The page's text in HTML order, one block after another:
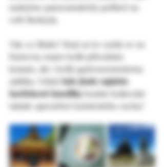
naskytne panoramatický pohled na
celé Beskydy.
Tak co říkáte? Stojí za to vydat se na
Pustevny nejen kvůli přírodním
krásám, ale i kvůli gastronomickému
zážitku. Vždyť kde jinde najdete
borůvkové knedlíky hodné královské
tabule uprostřed turistického ruchu?